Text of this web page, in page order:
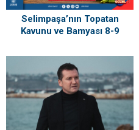
Selimpaşa’nın Topatan
Kavunu ve Bamyası 8-9
Buluşuyor